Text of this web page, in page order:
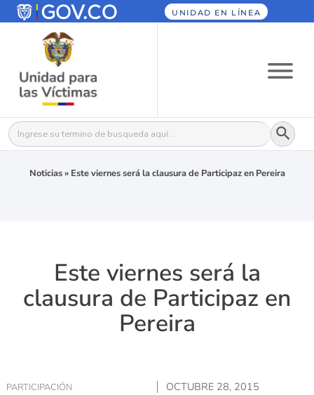
UNIDAD EN LÍNEA
Buscar: Botón
Noticias» Este viernes será la clausura de Participaz en Pereira
Este viernes será la
clausura de Participaz en
Pereira
PARTICIPACIÓN OCTUBRE 28, 2015